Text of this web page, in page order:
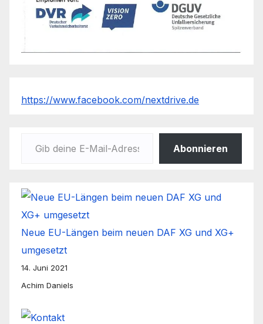
https://www.facebook.com/nextdrive.de
Abonnieren
Neue EU-Längen beim neuen DAF XG und XG+
umgesetzt
14. Juni 2021
Achim Daniels